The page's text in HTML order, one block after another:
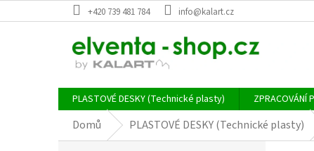
na
+420 739 481 784 info@kalart.cz
PLASTOVÉ DESKY (Technické plasty) ZPRACOVÁNÍ
Domů PLASTOVÉ DESKY (Technické plasty)